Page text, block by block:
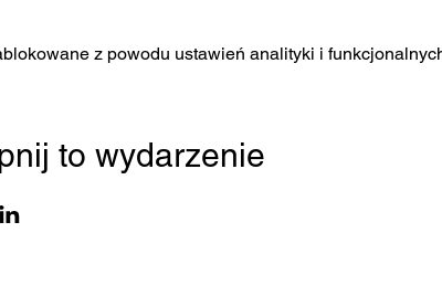
z powodu ustawień analityki i
to wydarzenie